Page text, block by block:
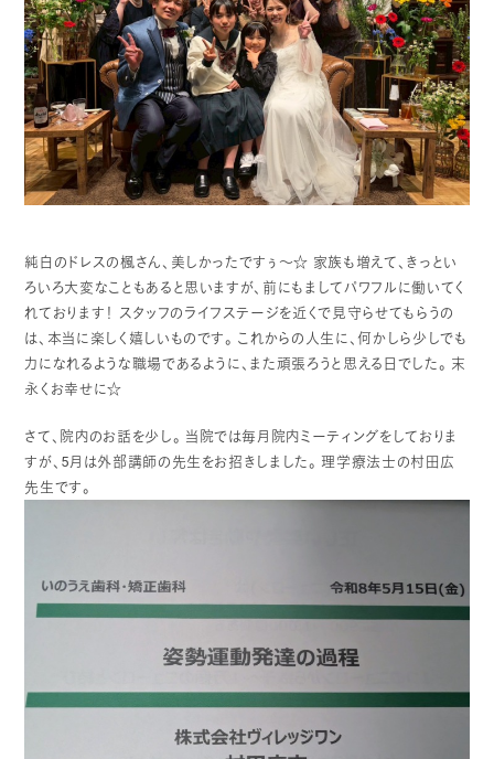
純白のドレスの楓さん、美しかったですぅ～☆ 家族も増えて、きっとい
ろいろ大変なこともあると思いますが、前にもましてパワフルに働いてく
れております！ スタッフのライフステージを近くで見守らせてもらうの
は、本当に楽しく嬉しいものです。 これからの人生に、何かしら少しでも
力になれるような職場であるように、また頑張ろうと思える日でした。 末
永くお幸せに☆
さて、院内のお話を少し。 当院では毎月院内ミーティングをしておりま
すが、5月は外部講師の先生をお招きしました。 理学療法士の村田広
先生です。